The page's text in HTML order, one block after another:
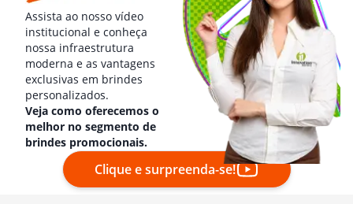
Assista ao nosso vídeo
institucional e conheça
nossa infraestrutura
moderna e as vantagens
exclusivas em brindes
personalizados.
Veja como oferecemos o
melhor no segmento de
brindes promocionais.
Clique e surpreenda-se!